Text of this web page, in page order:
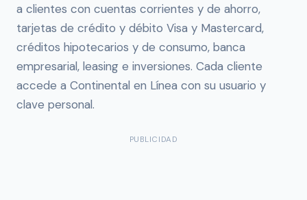
a clientes con cuentas corrientes y de ahorro,
tarjetas de crédito y débito Visa y Mastercard,
créditos hipotecarios y de consumo, banca
empresarial, leasing e inversiones. Cada cliente
accede a Continental en Línea con su usuario y
clave personal.
PUBLICIDAD